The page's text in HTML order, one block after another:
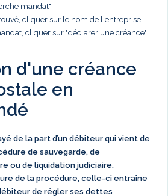
mandat"
cliquer sur le nom de l'entreprise
cliquer sur "déclarer une créance"
d'une créance
en
de la part d’un débiteur qui vient de
de sauvegarde, de
ou de liquidation judiciaire.
de la procédure, celle-ci entraîne
de régler ses dettes